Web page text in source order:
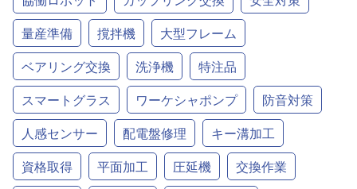
量産準備
撹拌機
大型フレーム
ベアリング交換
洗浄機
特注品
スマートグラス
ワーケシャポンプ
防音対策
人感センサー
配電盤修理
キー溝加工
資格取得
平面加工 圧延機
交換作業